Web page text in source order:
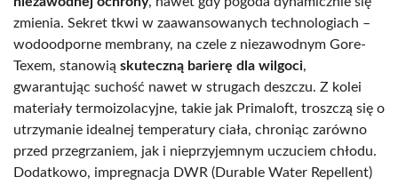
zmienia. Sekret tkwi w zaawansowanych technologiach –
wodoodporne membrany, na czele z niezawodnym Gore-
Texem, stanowią skuteczną barierę dla wilgoci,
gwarantując suchość nawet w strugach deszczu. Z kolei
materiały termoizolacyjne, takie jak Primaloft, troszczą się o
utrzymanie idealnej temperatury ciała, chroniąc zarówno
przed przegrzaniem, jak i nieprzyjemnym uczuciem chłodu.
Dodatkowo, impregnacja DWR (Durable Water Repellent)